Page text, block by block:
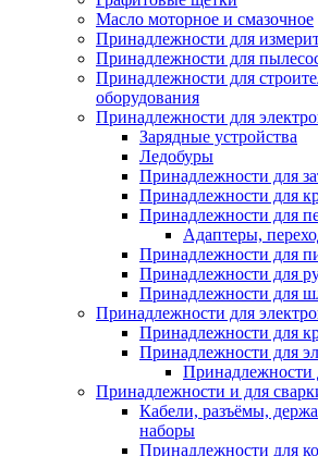
Масло моторное и смазочное
Принадлежности для
Принадлежности для
Принадлежности для
оборудования
Принадлежности для
Зарядные устройства
Ледобуры
Принадлежности для
Принадлежности для
Принадлежности для
Адаптеры,
Принадлежности для
Принадлежности для
Принадлежности для
Принадлежности для
Принадлежности для
Принадлежности для
Принадлежности и для
Кабели, разъёмы,
наборы
Принадлежности для